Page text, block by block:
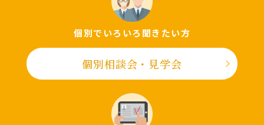
個別でいろいろ聞きたい⽅
個別相談会・⾒学会